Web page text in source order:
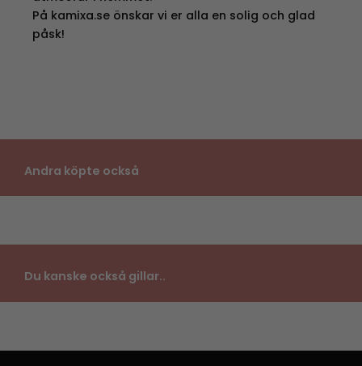
På kamixa.se önskar vi er alla en solig och glad
påsk!
Andra köpte också
Du kanske också gillar..